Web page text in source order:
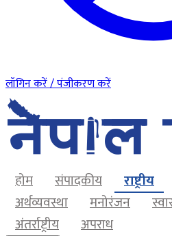
लॉगिन करें / पंजीकरण करें
होम संपादकीय राष्ट्रीय
अर्थव्यवस्था
मनोरंजन
अंतर्राष्ट्रीय
अपराध